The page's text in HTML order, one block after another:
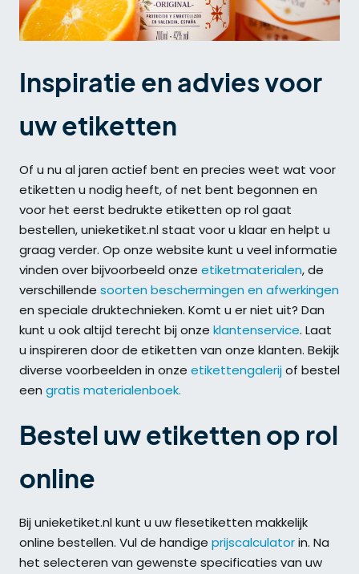
Inspiratie en advies voor
uw etiketten
Of u nu al jaren actief bent en precies weet wat voor
etiketten u nodig heeft, of net bent begonnen en
voor het eerst bedrukte etiketten op rol gaat
bestellen, unieketiket.nl staat voor u klaar en helpt u
graag verder. Op onze website kunt u veel informatie
vinden over bijvoorbeeld onze etiketmaterialen, de
verschillende soorten beschermingen en afwerkingen
en speciale druktechnieken. Komt u er niet uit? Dan
kunt u ook altijd terecht bij onze klantenservice. Laat
u inspireren door de etiketten van onze klanten. Bekijk
diverse voorbeelden in onze etikettengalerijof bestel
een gratis materialenboek.
Bestel uw etiketten op rol
online
Bij unieketiket.nl kunt u uw flesetiketten makkelijk
online bestellen. Vul de handige prijscalculatorin. Na
het selecteren van gewenste specificaties van uw